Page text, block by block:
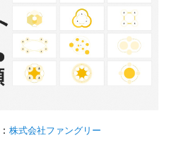
株式会社ファングリー